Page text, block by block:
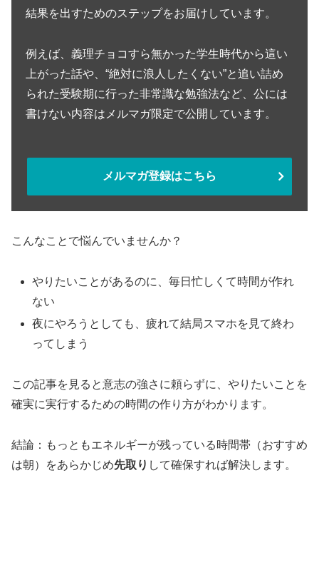
結果を出すためのステップをお届けしています。
例えば、義理チョコすら無かった学生時代から這い
上がった話や、“絶対に浪人したくない”と追い詰め
られた受験期に行った非常識な勉強法など、公には
書けない内容はメルマガ限定で公開しています。
メルマガ登録はこちら
こんなことで悩んでいませんか？
やりたいことがあるのに、毎日忙しくて時間が作れ
ない
夜にやろうとしても、疲れて結局スマホを見て終わ
ってしまう
この記事を見ると意志の強さに頼らずに、やりたいことを
確実に実行するための時間の作り方がわかります。
結論：もっともエネルギーが残っている時間帯（おすすめ
は朝）をあらかじめ先取り して確保すれば解決します。